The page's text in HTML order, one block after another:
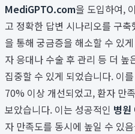
MediGPTO.com을 도입하여,
고 정확한 답변 시나리오를 구
을 통해 궁금증을 해소할 수 있
자 응대나 수술 후 관리 등 더 높
집중할 수 있게 되었습니다. 이
70% 이상 개선되었고, 환자 만
보았습니다. 이는 성공적인 병원
자 만족도를 동시에 높일 수 있